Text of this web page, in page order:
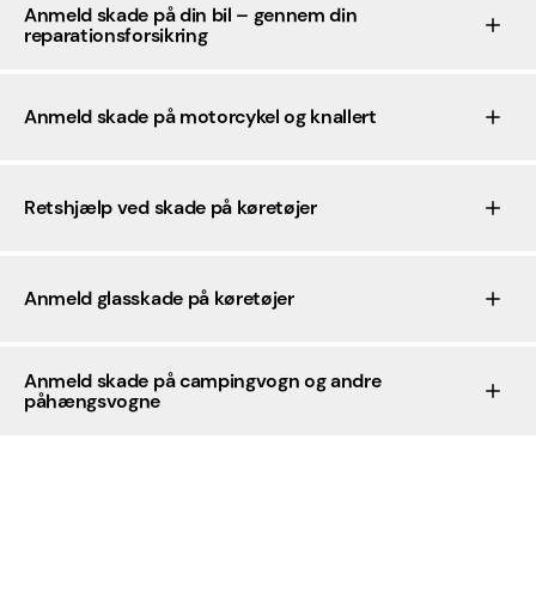
Anmeld skade på din bil – gennem din
reparationsforsikring
Anmeld skade på motorcykel og knallert
Retshjælp ved skade på køretøjer
Anmeld glasskade på køretøjer
Anmeld skade på campingvogn og andre
påhængsvogne